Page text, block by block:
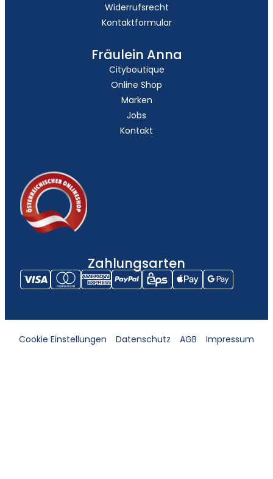
Widerrufsrecht
Kontaktformular
Fräulein Anna
Cityboutique
Online Shop
Marken
Jobs
Kontakt
Zahlungsarten
Cookie Einstellungen Datenschutz AGB Impressum